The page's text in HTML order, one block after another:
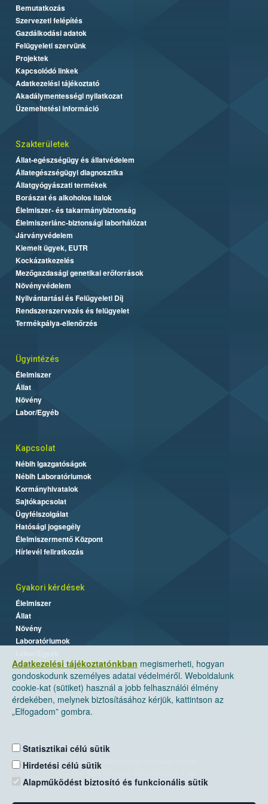
Adatkezelési tájékoztatónkban megismerheti, hogyan
gondoskodunk személyes adatai védelméről. Weboldalunk
cookie-kat (sütiket) használ a jobb felhasználói élmény
érdekében, melynek biztosításához kérjük, kattintson az
„Elfogadom” gombra.
Statisztikai célú sütik
Hirdetési célú sütik
Alapműködést biztosító és funkcionális sütik
Bemutatkozás
Szervezeti felépítés
Gazdálkodási adatok
Felügyeleti szervünk
Projektek
Kapcsolódó linkek
Adatkezelési tájékoztató
Akadálymentességi nyilatkozat
Üzemeltetési információ
Szakterületek
Állat-egészségügy és állatvédelem
Állategészségügyi diagnosztika
Állatgyógyászati termékek
Borászat és alkoholos italok
Élelmiszer- és takarmánybiztonság
Élelmiszerlánc-biztonsági laborhálózat
Járványvédelem
Kiemelt ügyek, EUTR
Kockázatkezelés
Mezőgazdasági genetikai erőforrások
Növényvédelem
Nyilvántartási és Felügyeleti Díj
Rendszerszervezés és felügyelet
Termékpálya-ellenőrzés
Ügyintézés
Élelmiszer
Állat
Növény
Labor/Egyéb
Kapcsolat
Nébih Igazgatóságok
Nébih Laboratóriumok
Kormányhivatalok
Sajtókapcsolat
Ügyfélszolgálat
Hatósági jogsegély
Élelmiszermentő Központ
Hírlevél feliratkozás
Gyakori kérdések
Élelmiszer
Állat
Növény
Laboratóriumok
Nemzeti Élelmiszerlánc-biztonsági Hivatal
Levelezési cím: 1525 Budapest. Pf. 30.